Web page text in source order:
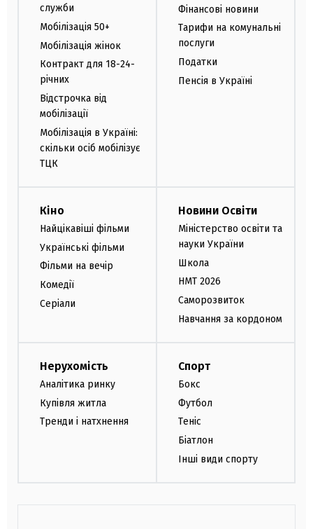
служби
Мобілізація 50+
Мобілізація жінок
Контракт для 18-24-
річних
Відстрочка від
мобілізації
Мобілізація в Україні:
скільки осіб мобілізує
ТЦК
Фінансові новини
Тарифи на комунальні
послуги
Податки
Пенсія в Україні
Кіно
Найцікавіші фільми
Українські фільми
Фільми на вечір
Комедії
Серіали
Новини Освіти
Міністерство освіти та
науки України
Школа
НМТ 2026
Саморозвиток
Навчання за кордоном
Нерухомість
Аналітика ринку
Купівля житла
Тренди і натхнення
Спорт
Бокс
Футбол
Теніс
Біатлон
Інші види спорту